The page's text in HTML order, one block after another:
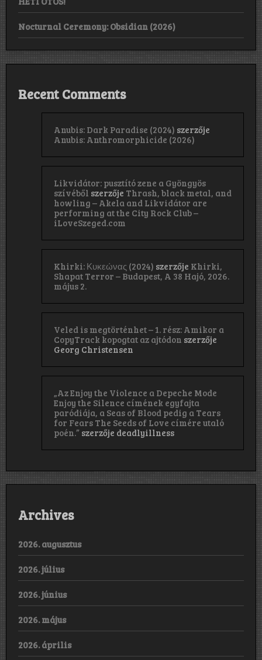
Nocturnal Ceremony: Obsidian (2026)
Recent Comments
Anubis: Dark Paradise (2024) szerzője
Anubis: Anthromorphicide (2026)
Likvidátor: pusztító zene a Gyöngyös
szívéből szerzője Thrash, black metal, and
howling – Akela and Likvidátor are
performing at the City Rock Club –
iLoveSzeged.com
Khirki: Κ​υ​κ​ε​ώ​ν​α​ς (2024) szerzője Khirki,
Shapat Terror – Budapest, A 38 Hajó, 2026.
május 2.
Veled is megtörténhet – 1. rész: Amikor a
CopyTrack kopogtat az ajtódon szerzője
Georg Christensen
„Az Enjoy the Violence a Depeche Mode
Enjoy the Silence címének egyfajta
paródiája, a Seas of Blood pedig a Tears
for Fears The Seeds of Love címére utaló
poén.” szerzője deadlyillness
Archives
2026. augusztus
2026. július
2026. június
2026. május
2026. április